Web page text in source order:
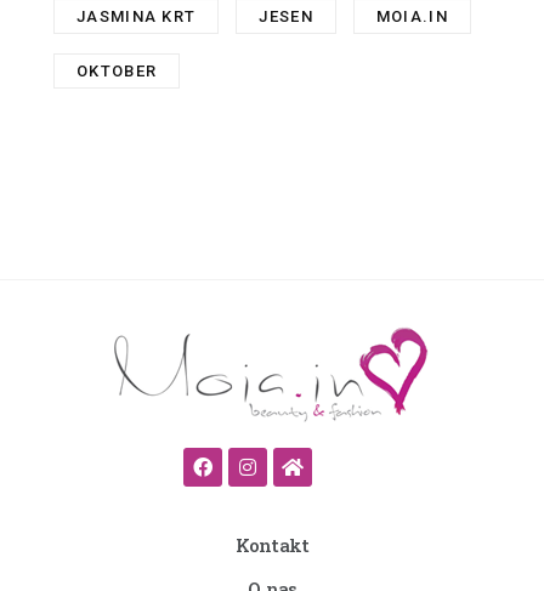
JASMINA KRT JESEN MOIA.IN
OKTOBER
Kontakt